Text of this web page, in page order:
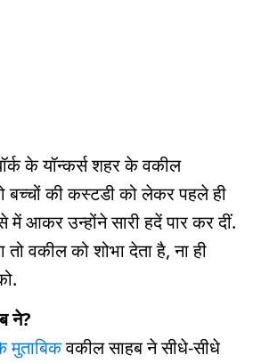
के यॉन्कर्स शहर के वकील
बच्चों की कस्टडी को लेकर पहले ही
आकर उन्होंने सारी हदें पार कर दीं.
तो वकील को शोभा देता है, ना ही
ने?
मुताबिकवकील साहब ने सीधे-सीधे